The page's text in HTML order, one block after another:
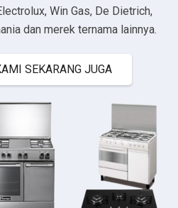
Win Gas, De Dietrich,
dan merek ternama lainnya.
SEKARANG JUGA